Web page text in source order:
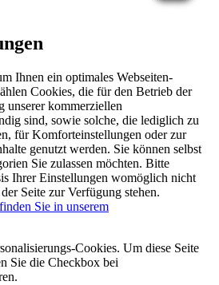
Ihnen ein optimales Webseiten-
Cookies, die für den Betrieb der
unserer kommerziellen
sind, sowie solche, die lediglich zu
für Komforteinstellungen oder zur
genutzt werden. Sie können selbst
Sie zulassen möchten. Bitte
Ihrer Einstellungen womöglich nicht
Seite zur Verfügung stehen.
Sie in unserem
Cookies. Um diese Seite
Sie die Checkbox bei